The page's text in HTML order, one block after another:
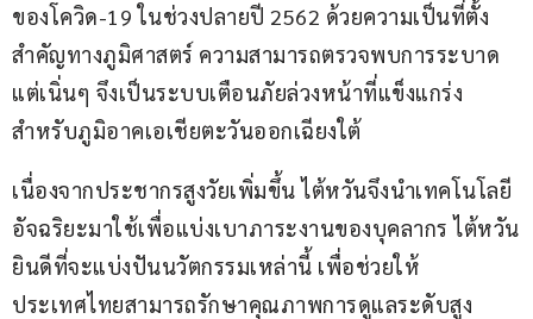
ของโควิด-19 ในช่วงปลายปี 2562 ด้วยความเป็นที่ตั้ง
สำคัญทางภูมิศาสตร์ ความสามารถตรวจพบการระบาด
แต่เนิ่นๆ จึงเป็นระบบเตือนภัยล่วงหน้าที่แข็งแกร่ง
สำหรับภูมิอาคเอเชียตะวันออกเฉียงใต้
เนื่องจากประชากรสูงวัยเพิ่มขึ้น ไต้หวันจึงนำเทคโนโลยี
อัจฉริยะมาใช้เพื่อแบ่งเบาภาระงานของบุคลากร ไต้หวัน
ยินดีที่จะแบ่งปันนวัตกรรมเหล่านี้ เพื่อช่วยให้
ประเทศไทยสามารถรักษาคุณภาพการดูแลระดับสูง